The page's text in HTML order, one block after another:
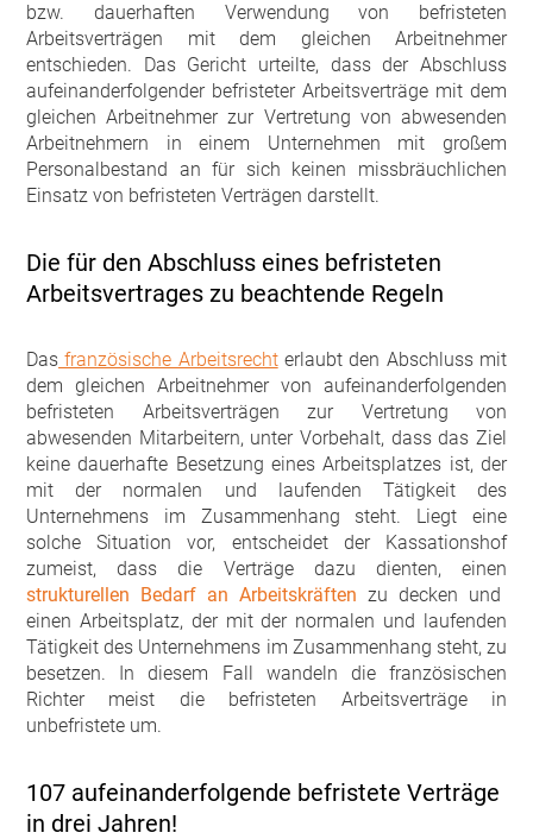
bzw. dauerhaften Verwendung von befristeten
Arbeitsverträgen mit dem gleichen Arbeitnehmer
entschieden. Das Gericht urteilte, dass der Abschluss
aufeinanderfolgender befristeter Arbeitsverträge mit dem
gleichen Arbeitnehmer zur Vertretung von abwesenden
Arbeitnehmern in einem Unternehmen mit großem
Personalbestand an für sich keinen missbräuchlichen
Einsatz von befristeten Verträgen darstellt.
Die für den Abschluss eines befristeten
Arbeitsvertrages zu beachtende Regeln
Das französische Arbeitsrechterlaubt den Abschluss mit
dem gleichen Arbeitnehmer von aufeinanderfolgenden
befristeten Arbeitsverträgen zur Vertretung von
abwesenden Mitarbeitern, unter Vorbehalt, dass das Ziel
keine dauerhafte Besetzung eines Arbeitsplatzes ist, der
mit der normalen und laufenden Tätigkeit des
Unternehmens im Zusammenhang steht. Liegt eine
solche Situation vor, entscheidet der Kassationshof
zumeist, dass die Verträge dazu dienten, einen
strukturellen Bedarf an Arbeitskräften zu decken und
einen Arbeitsplatz, der mit der normalen und laufenden
Tätigkeit des Unternehmens im Zusammenhang steht, zu
besetzen. In diesem Fall wandeln die französischen
Richter meist die befristeten Arbeitsverträge in
unbefristete um.
107 aufeinanderfolgende befristete Verträge
in drei Jahren!